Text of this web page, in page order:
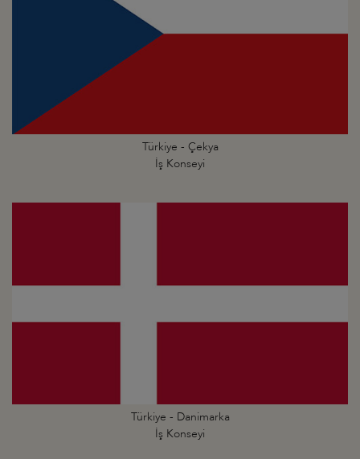
Türkiye - Çekya
İş Konseyi
Türkiye - Danimarka
İş Konseyi